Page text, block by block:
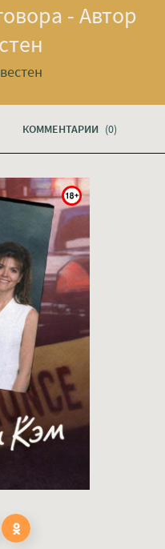
- Автор
КОММЕНТАРИИ (0)